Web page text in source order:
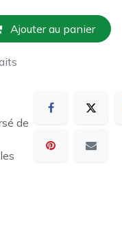
Ajouter au panier
de